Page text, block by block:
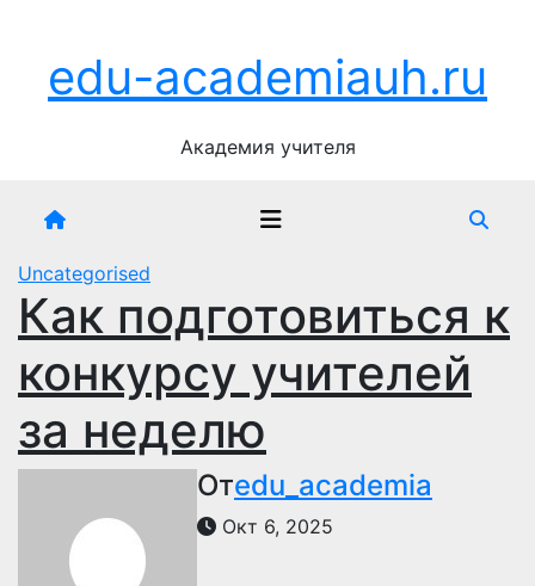
содержимому
edu-academiauh.ru
Академия учителя
Uncategorised
Как подготовиться к
конкурсу учителей
за неделю
Отedu_academia
Окт 6, 2025